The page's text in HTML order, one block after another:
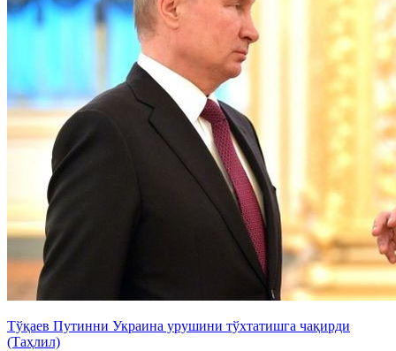
Тўқаев Путинни Украина урушини тўхтатишга чақирди
(Таҳлил)